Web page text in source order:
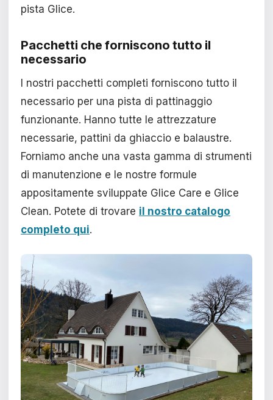
pista Glice.
Pacchetti che forniscono tutto il
necessario
I nostri pacchetti completi forniscono tutto il
necessario per una pista di pattinaggio
funzionante. Hanno tutte le attrezzature
necessarie, pattini da ghiaccio e balaustre.
Forniamo anche una vasta gamma di strumenti
di manutenzione e le nostre formule
appositamente sviluppate Glice Care e Glice
Clean. Potete di trovare il nostro catalogo
completo qui.